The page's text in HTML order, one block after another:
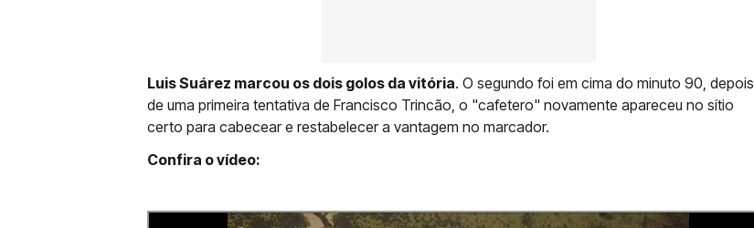
Luis Suárez marcou os dois golos da vitória. O segundo foi em cima do minuto 90, depois
de uma primeira tentativa de Francisco Trincão, o "cafetero" novamente apareceu no sítio
certo para cabecear e restabelecer a vantagem no marcador.
Confira o vídeo: